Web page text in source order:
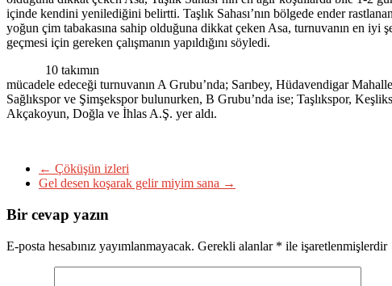
içinde kendini yenilediğini belirtti. Taşlık Sahası’nın bölgede ender rastlanan
yoğun çim tabakasına sahip olduğuna dikkat çeken Asa, turnuvanın en iyi
geçmesi için gereken çalışmanın yapıldığını söyledi.
10 takımın
mücadele edeceği turnuvanın A Grubu’nda; Sarıbey, Hüdavendigar
Sağlıkspor ve Şimşekspor bulunurken, B Grubu’nda ise; Taşlıkspor,
Akçakoyun, Doğla ve İhlas A.Ş. yer aldı.
← Çöküşün izleri
Gel desen koşarak gelir miyim sana →
Bir cevap yazın
E-posta hesabınız yayımlanmayacak. Gerekli alanlar * ile işaretlenmişlerdir